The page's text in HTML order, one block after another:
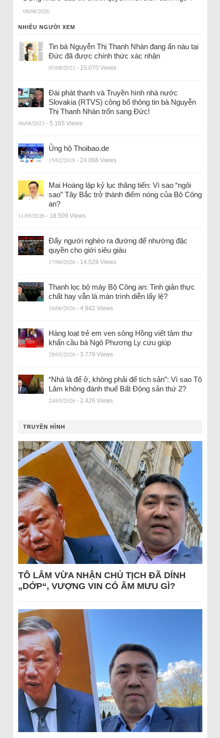
08/08/2026
NHIỀU NGƯỜI XEM
Tin bà Nguyễn Thị Thanh Nhàn đang ẩn náu tại
Đức đã được chính thức xác nhận
07/08/2023 - 15.070 Views
Đài phát thanh và Truyền hình nhà nước
Slovakia (RTVS) công bố thông tin bà Nguyễn
Thị Thanh Nhàn trốn sang Đức!
06/08/2023 - 5.165 Views
Ủng hộ Thoibao.de
15/02/2018 - 24.066 Views
Mai Hoàng lập kỷ lục thăng tiến: Vì sao “ngôi
sao” Tây Bắc trở thành điểm nóng của Bộ Công
an?
11/05/2026 - 18.509 Views
Đẩy người nghèo ra đường để nhường đặc
quyền cho giới siêu giàu
17/06/2026 - 14.528 Views
Thanh lọc bộ máy Bộ Công an: Tinh giản thực
chất hay vẫn là màn trình diễn lấy lệ?
16/06/2026 - 4.942 Views
Hàng loạt trẻ em ven sông Hồng viết tâm thư
khẩn cầu bà Ngô Phương Ly cứu giúp
28/05/2026 - 3.779 Views
“Nhà là để ở, không phải để tích sản”: Vì sao Tô
Lâm không đánh thuế Bất Động sản thứ 2?
24/05/2026 - 2.426 Views
TRUYỀN HÌNH
TÔ LÂM VỪA NHẬN CHỦ TỊCH ĐÃ DÍNH
„DỚP“, VƯỢNG VIN CÓ ÂM MƯU GÌ?